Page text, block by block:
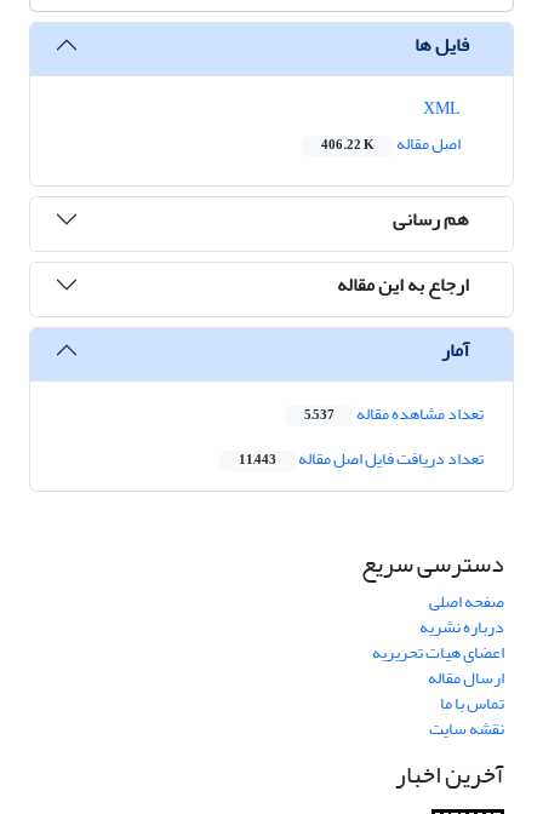
فایل ها
اصل مقاله
406.22 K
هم رسانی
ارجاع به این مقاله
آمار
تعداد مشاهده مقاله 5,537
تعداد دریافت فایل اصل مقاله 11,443
دسترسی سریع
صفحه اصلی
درباره نشریه
اعضای هیات تحریریه
ارسال مقاله
تماس با ما
نقشه سایت
آخرین اخبار